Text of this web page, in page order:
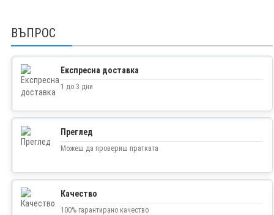
ВЪПРОС
Експресна доставка
1 до 3 дни
Преглед
Можеш да провериш пратката
Качество
100% гарантирано качество